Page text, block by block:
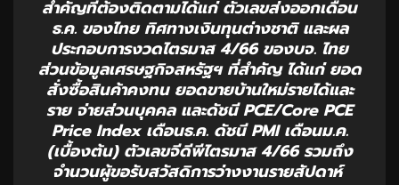
สำคัญที่ต้องติดตามได้แก่ ตัวเลขส่งออกเดือน
ธ.ค. ของไทย ทิศทางเงินทุนต่างชาติ และผล
ประกอบการงวดไตรมาส 4/66 ของบจ. ไทย
ส่วนข้อมูลเศรษฐกิจสหรัฐฯ ที่สำคัญ ได้แก่ ยอด
สั่งซื้อสินค้าคงทน ยอดขายบ้านใหม่รายได้และ
ราย จ่ายส่วนบุคคล และดัชนี PCE/Core PCE
Price Index เดือนธ.ค. ดัชนี PMI เดือนม.ค.
(เบื้องต้น) ตัวเลขจีดีพีไตรมาส 4/66 รวมถึง
จำนวนผู้ขอรับสวัสดิการว่างงานรายสัปดาห์